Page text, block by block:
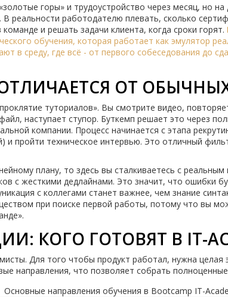
горы» и трудоустройство через месяц, но
реальности работодателю плевать, сколько
и решать задачи клиента, когда сроки горят.
обучения, которая работает как эмулятор
в среду, где всё - от первого собеседования до
ОТ
туториалов». Вы смотрите видео,
наступает ступор. Буткемп решает это через
компании. Процесс начинается с этапа
и пройти техническое интервью. Это отличный
плану, то здесь вы сталкиваетесь с
с жесткими дедлайнами. Это значит, что ошибки
с коллегами станет важнее, чем знание
при поиске первой работы, потому что вы
КОГО ГОТОВЯТ В IT-
Для того чтобы продукт работал, нужна целая
направления, что позволяет собрать
Основные направления обучения в Bootcamp IT-